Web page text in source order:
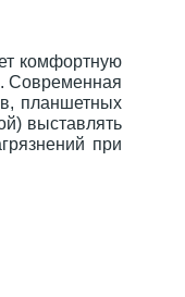
комфортную
Современная
планшетных
выставлять
при